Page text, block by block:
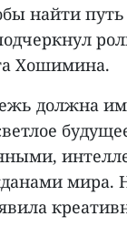
найти
Хошимина.
должна
мира.